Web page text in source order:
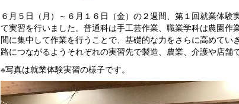
６月５日（月）～６月１６日（金）の２週間、第１回就業体
て実習を行いました。普通科は手工芸作業、職業学科は農園
間に集中して作業を行うことで、基礎的な力をさらに高めて
路につながるようそれぞれの実習先で製造、農業、介護や店舗
※写真は就業体験実習の様子です。